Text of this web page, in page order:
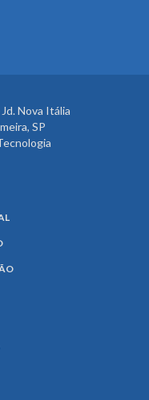
Nova Itália
SP